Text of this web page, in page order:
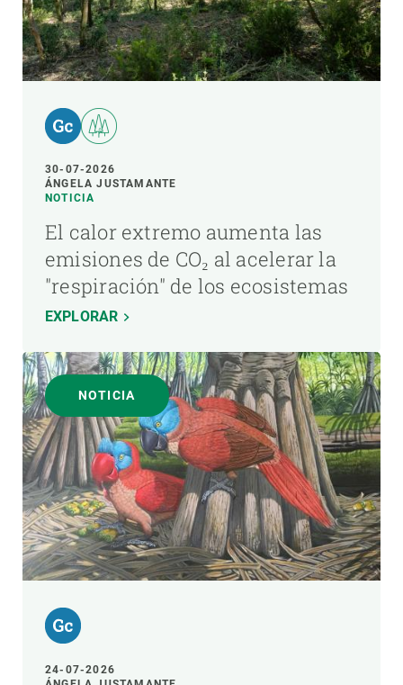
30-07-2026
ÁNGELA JUSTAMANTE
NOTICIA
El calor extremo aumenta las
emisiones de CO₂ al acelerar la
"respiración" de los ecosistemas
EXPLORAR
NOTICIA
24-07-2026